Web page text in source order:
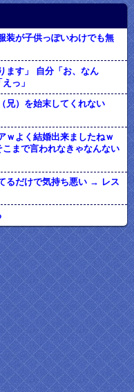
装が子供っぽいわけでも無
ます」 自分「お、なん
っ」
兄）を始末してくれない
ｗよく結婚出来ましたねｗ
まで言われなきゃなんない
るだけで気持ち悪い → レス